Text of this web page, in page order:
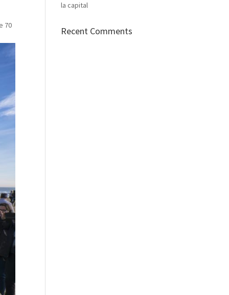
70
la capital
Recent Comments